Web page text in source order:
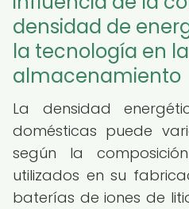
densidad de
la tecnología en
almacenamiento
La densidad
domésticas puede
según la
utilizados en su
baterías de iones de